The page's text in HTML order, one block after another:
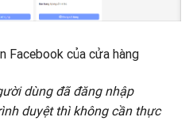
Facebook của cửa hàng
dùng đã đăng nhập
duyệt thì không cần thực